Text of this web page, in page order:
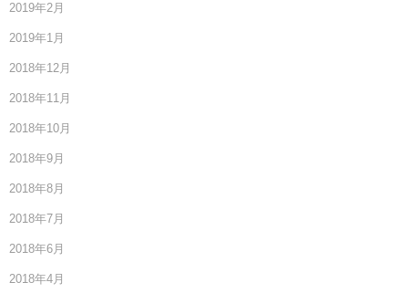
2019年2月
2019年1月
2018年12月
2018年11月
2018年10月
2018年9月
2018年8月
2018年7月
2018年6月
2018年4月